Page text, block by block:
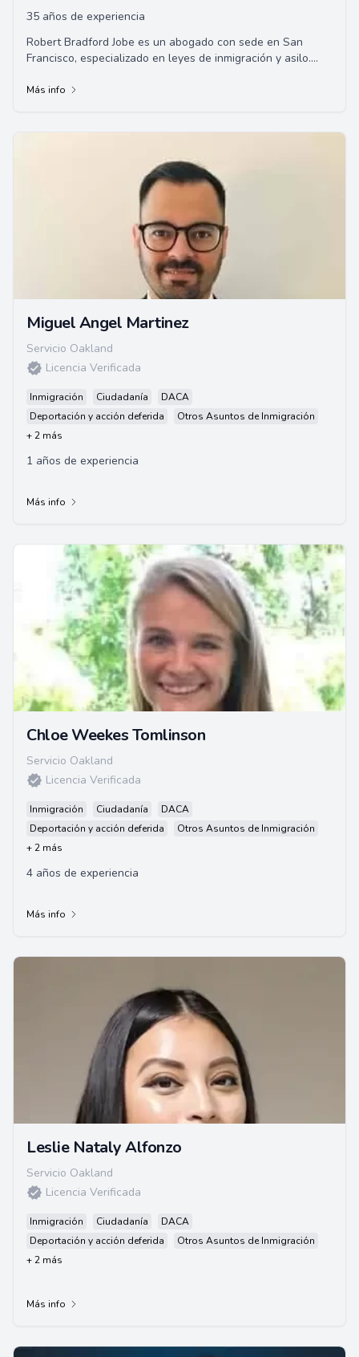
35 años de experiencia
Robert Bradford Jobe es un abogado con sede en San
Francisco, especializado en leyes de inmigración y asilo.
Más info
Miguel Angel Martinez
Servicio Oakland
Licencia Verificada
Inmigración Ciudadanía
DACA
Deportación y acción deferida
Otros Asuntos de Inmigración
+ 2 más
1 años de experiencia
Más info
Chloe Weekes Tomlinson
Servicio Oakland
Licencia Verificada
Inmigración Ciudadanía
DACA
Deportación y acción deferida
Otros Asuntos de Inmigración
+ 2 más
4 años de experiencia
Más info
Leslie Nataly Alfonzo
Servicio Oakland
Licencia Verificada
Inmigración Ciudadanía
DACA
Deportación y acción deferida
Otros Asuntos de Inmigración
+ 2 más
Más info